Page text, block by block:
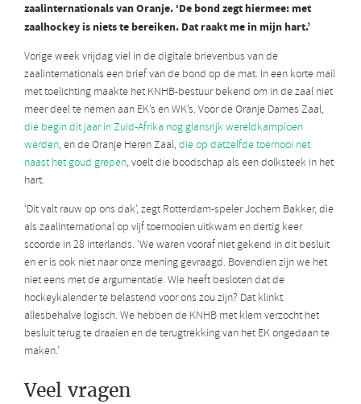
zaalinternationals van Oranje. ‘De bond zegt hiermee: met
zaalhockey is niets te bereiken. Dat raakt me in mijn hart.’
Vorige week vrijdag viel in de digitale brievenbus van de
zaalinternationals een brief van de bond op de mat. In een korte mail
met toelichting maakte het KNHB-bestuur bekend om in de zaal niet
meer deel te nemen aan EK’s en WK’s. Voor de Oranje Dames Zaal,
die begin dit jaar in Zuid-Afrika nog glansrijk wereldkampioen
werden, en de Oranje Heren Zaal,die op datzelfde toernooi net
naast het goud grepen, voelt die boodschap als een dolksteek in het
hart.
‘Dit valt rauw op ons dak’, zegt Rotterdam-speler Jochem Bakker, die
als zaalinternational op vijf toernooien uitkwam en dertig keer
scoorde in 28 interlands. ‘We waren vooraf niet gekend in dit besluit
en er is ook niet naar onze mening gevraagd. Bovendien zijn we het
niet eens met de argumentatie. Wie heeft besloten dat de
hockeykalender te belastend voor ons zou zijn? Dat klinkt
allesbehalve logisch. We hebben de KNHB met klem verzocht het
besluit terug te draaien en de terugtrekking van het EK ongedaan te
maken.’
Veel vragen